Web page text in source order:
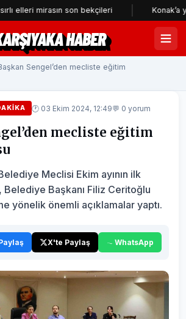
son bekçileri Konak’a yeni nefes
HABER
Sengel’den mecliste eğitim
🕐 03 Ekim 2024, 12:49💬 0 yorum
mecliste eğitim
Meclisi Ekim ayının ilk
Belediye Başkanı Filiz Ceritoğlu
yönelik önemli açıklamalar yaptı.
X'te Paylaş WhatsApp